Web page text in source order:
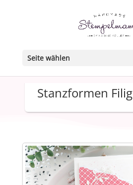
Seite wählen
Stanzformen